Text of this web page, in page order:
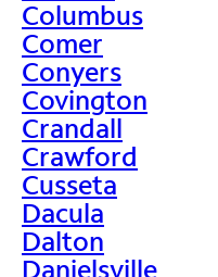
Columbus
Comer
Conyers
Covington
Crandall
Crawford
Cusseta
Dacula
Dalton
Danielsville